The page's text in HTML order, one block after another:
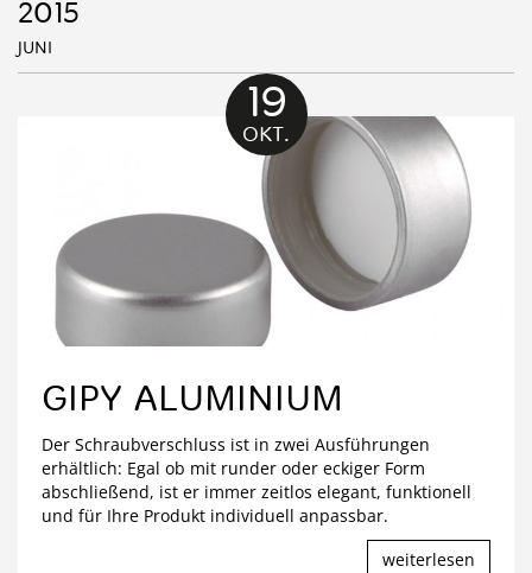
2015
JUNI
19
OKT.
GIPY ALUMINIUM
Der Schraubverschluss ist in zwei Ausführungen
erhältlich: Egal ob mit runder oder eckiger Form
abschließend, ist er immer zeitlos elegant, funktionell
und für Ihre Produkt individuell anpassbar.
weiterlesen